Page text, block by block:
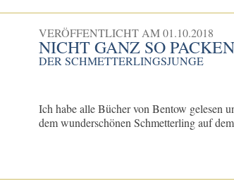
VERÖFFENTLICHT AM01.10.2018
NICHT GANZ SO
DER SCHMETTERLINGSJUNGE
Ich habe alle Bücher von Bentow gelesen
dem wunderschönen Schmetterling auf